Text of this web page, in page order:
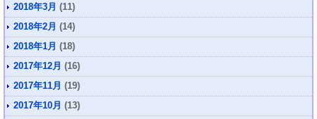
2018年3月 (11)
2018年2月 (14)
2018年1月 (18)
2017年12月 (16)
2017年11月 (19)
2017年10月 (13)